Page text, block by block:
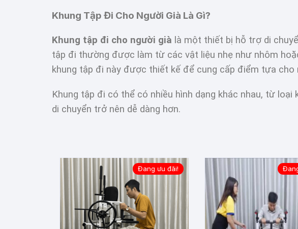
Khung Tập Đi Cho Người Già Là Gì?
Khung tập đi cho người già là một thiết bị hỗ trợ di
tập đi thường được làm từ các vật liệu nhẹ như nhôm
khung tập đi này được thiết kế để cung cấp điểm tựa
Khung tập đi có thể có nhiều hình dạng khác nhau, từ
di chuyển trở nên dễ dàng hơn.
Đang ưu đãi!